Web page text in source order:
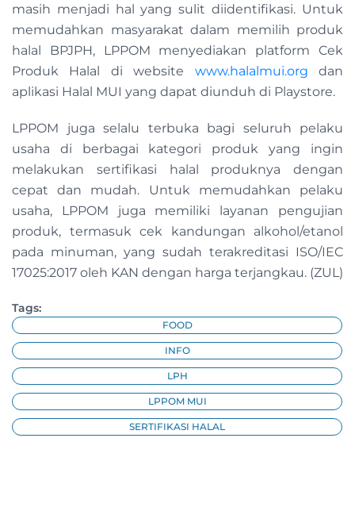
masih menjadi hal yang sulit diidentifikasi. Untuk
memudahkan masyarakat dalam memilih produk
halal BPJPH, LPPOM menyediakan platform Cek
Produk Halal di website www.halalmui.org dan
aplikasi Halal MUI yang dapat diunduh di Playstore.
LPPOM juga selalu terbuka bagi seluruh pelaku
usaha di berbagai kategori produk yang ingin
melakukan sertifikasi halal produknya dengan
cepat dan mudah. Untuk memudahkan pelaku
usaha, LPPOM juga memiliki layanan pengujian
produk, termasuk cek kandungan alkohol/etanol
pada minuman, yang sudah terakreditasi ISO/IEC
17025:2017 oleh KAN dengan harga terjangkau. (ZUL)
Tags:
FOOD
INFO
LPH
LPPOM MUI
SERTIFIKASI HALAL